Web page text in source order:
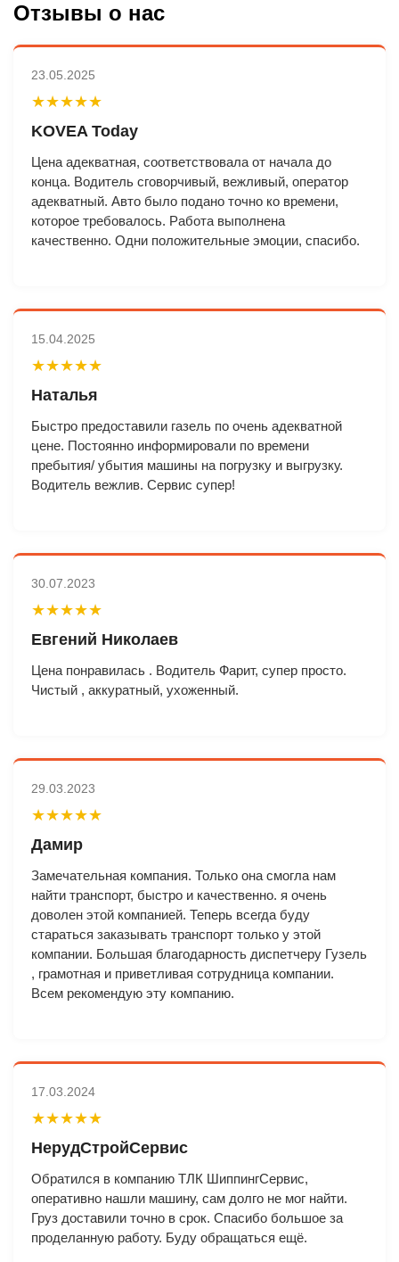
Отзывы о нас
23.05.2025
★★★★★
KOVEA Today
Цена адекватная, соответствовала от начала до
конца. Водитель сговорчивый, вежливый, оператор
адекватный. Авто было подано точно ко времени,
которое требовалось. Работа выполнена
качественно. Одни положительные эмоции, спасибо.
15.04.2025
★★★★★
Наталья
Быстро предоставили газель по очень адекватной
цене. Постоянно информировали по времени
пребытия/ убытия машины на погрузку и выгрузку.
Водитель вежлив. Сервис супер!
30.07.2023
★★★★★
Евгений Николаев
Цена понравилась . Водитель Фарит, супер просто.
Чистый , аккуратный, ухоженный.
29.03.2023
★★★★★
Дамир
Замечательная компания. Только она смогла нам
найти транспорт, быстро и качественно. я очень
доволен этой компанией. Теперь всегда буду
стараться заказывать транспорт только у этой
компании. Большая благодарность диспетчеру Гузель
, грамотная и приветливая сотрудница компании.
Всем рекомендую эту компанию.
17.03.2024
★★★★★
НерудСтройСервис
Обратился в компанию ТЛК ШиппингСервис,
оперативно нашли машину, сам долго не мог найти.
Груз доставили точно в срок. Спасибо большое за
проделанную работу. Буду обращаться ещё.